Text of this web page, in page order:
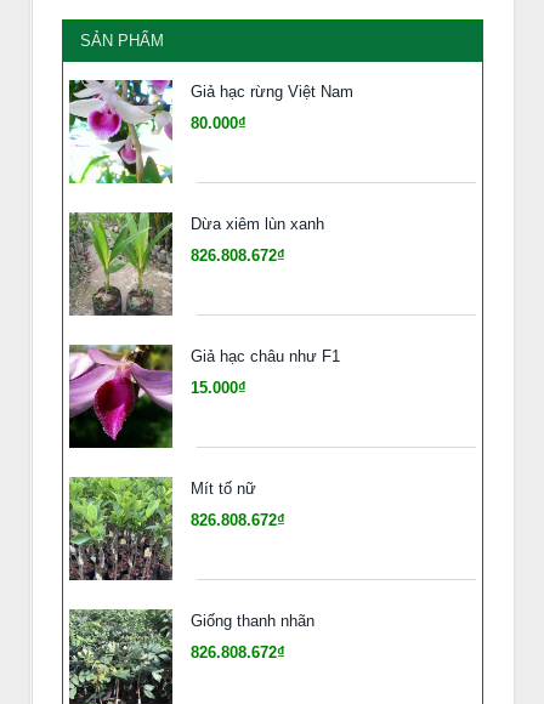
SẢN PHẨM
Giả hạc rừng Việt Nam
80.000₫
Dừa xiêm lùn xanh
826.808.672₫
Giả hạc châu như F1
15.000₫
Mít tố nữ
826.808.672₫
Giống thanh nhãn
826.808.672₫